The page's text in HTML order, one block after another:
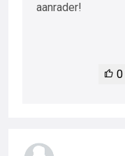
aanrader!
0